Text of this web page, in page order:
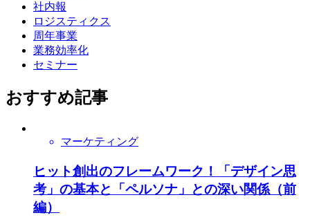
社内報
ロジスティクス
周年事業
業務効率化
セミナー
おすすめ記事
マーケティング
ヒット創出のフレームワーク！「デザイン思
考」の基本と「ペルソナ」との深い関係（前
編）